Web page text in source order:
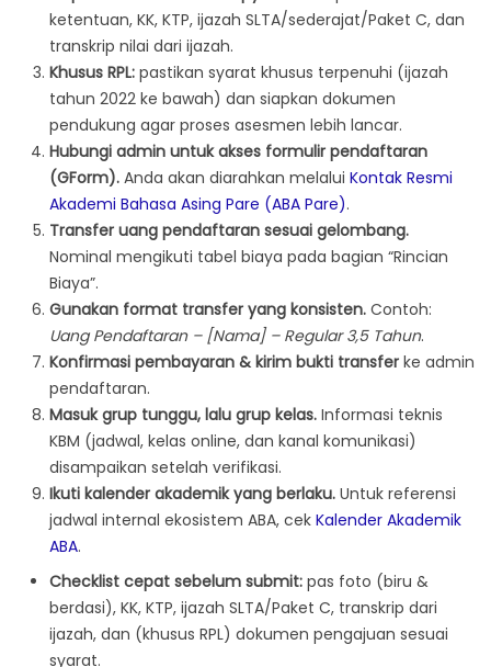
ketentuan, KK, KTP, ijazah SLTA/sederajat/Paket C, dan
transkrip nilai dari ijazah.
Khusus RPL: pastikan syarat khusus terpenuhi (ijazah
tahun 2022 ke bawah) dan siapkan dokumen
pendukung agar proses asesmen lebih lancar.
Hubungi admin untuk akses formulir pendaftaran
(GForm). Anda akan diarahkan melalui Kontak Resmi
Akademi Bahasa Asing Pare (ABA Pare).
Transfer uang pendaftaran sesuai gelombang.
Nominal mengikuti tabel biaya pada bagian “Rincian
Biaya”.
Gunakan format transfer yang konsisten. Contoh:
Uang Pendaftaran – [Nama] – Regular 3,5 Tahun.
Konfirmasi pembayaran & kirim bukti transfer ke admin
pendaftaran.
Masuk grup tunggu, lalu grup kelas. Informasi teknis
KBM (jadwal, kelas online, dan kanal komunikasi)
disampaikan setelah verifikasi.
Ikuti kalender akademik yang berlaku. Untuk referensi
jadwal internal ekosistem ABA, cek Kalender Akademik
ABA.
Checklist cepat sebelum submit: pas foto (biru &
berdasi), KK, KTP, ijazah SLTA/Paket C, transkrip dari
ijazah, dan (khusus RPL) dokumen pengajuan sesuai
syarat.